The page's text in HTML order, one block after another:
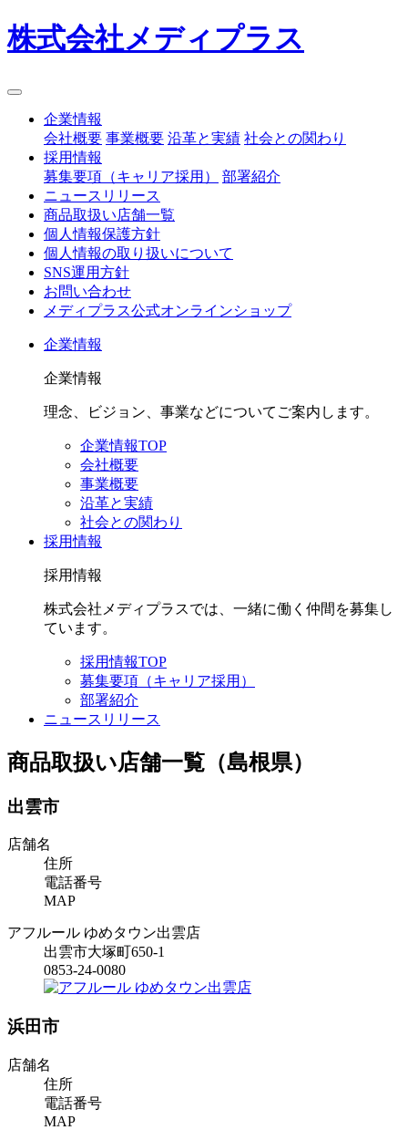
株式会社メディプラス
企業情報
会社概要 事業概要 沿革と実績 社会との関わり
採用情報
募集要項（キャリア採用）
部署紹介
ニュースリリース
商品取扱い店舗一覧
個人情報保護方針
個人情報の取り扱いについて
SNS運用方針
お問い合わせ
メディプラス公式オンラインショップ
企業情報
企業情報
理念、ビジョン、事業などについてご案内します。
企業情報TOP
会社概要
事業概要
沿革と実績
社会との関わり
採用情報
採用情報
株式会社メディプラスでは、一緒に働く仲間を募集し
ています。
採用情報TOP
募集要項（キャリア採用）
部署紹介
ニュースリリース
商品取扱い店舗一覧（島根県）
出雲市
店舗名
住所
電話番号
MAP
アフルール ゆめタウン出雲店
出雲市大塚町650-1
0853-24-0080
浜田市
店舗名
住所
電話番号
MAP